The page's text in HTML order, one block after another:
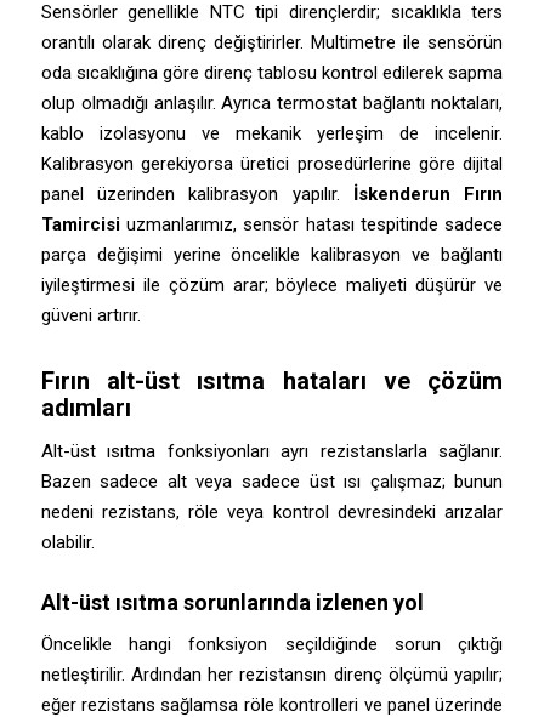
Sensörler genellikle NTC tipi dirençlerdir; sıcaklıkla ters
orantılı olarak direnç değiştirirler. Multimetre ile sensörün
oda sıcaklığına göre direnç tablosu kontrol edilerek sapma
olup olmadığı anlaşılır. Ayrıca termostat bağlantı noktaları,
kablo izolasyonu ve mekanik yerleşim de incelenir.
Kalibrasyon gerekiyorsa üretici prosedürlerine göre dijital
panel üzerinden kalibrasyon yapılır. İskenderun Fırın
Tamircisiuzmanlarımız, sensör hatası tespitinde sadece
parça değişimi yerine öncelikle kalibrasyon ve bağlantı
iyileştirmesi ile çözüm arar; böylece maliyeti düşürür ve
güveni artırır.
Fırın alt-üst ısıtma hataları ve çözüm
adımları
Alt-üst ısıtma fonksiyonları ayrı rezistanslarla sağlanır.
Bazen sadece alt veya sadece üst ısı çalışmaz; bunun
nedeni rezistans, röle veya kontrol devresindeki arızalar
olabilir.
Alt-üst ısıtma sorunlarında izlenen yol
Öncelikle hangi fonksiyon seçildiğinde sorun çıktığı
netleştirilir. Ardından her rezistansın direnç ölçümü yapılır;
eğer rezistans sağlamsa röle kontrolleri ve panel üzerinde